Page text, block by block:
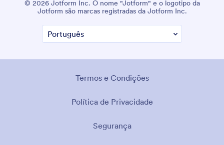
© 2026 Jotform Inc. O nome "Jotform" e o logotipo da
Jotform são marcas registradas da Jotform Inc.
Termos e Condições
Política de Privacidade
Segurança